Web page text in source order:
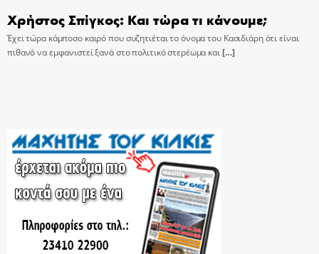
Χρήστος Σπίγκος: Και τώρα τι κάνουμε;
Έχει τώρα κάμποσο καιρό που συζητιέται το όνομα του Κασιδιάρη ότι είναι
πιθανό να εμφανιστεί ξανά στο πολιτικό στερέωμα και[…]